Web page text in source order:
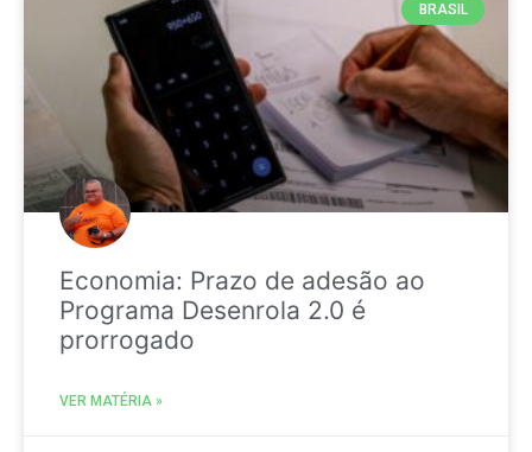
BRASIL
Economia: Prazo de adesão ao
Programa Desenrola 2.0 é
prorrogado
VER MATÉRIA »